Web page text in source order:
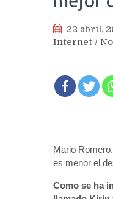
22 abril,
Internet /
Mario
es menor el
Como se ha